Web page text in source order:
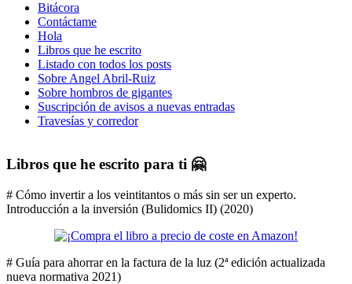
Bitácora
Contáctame
Hola
Libros que he escrito
Listado con todos los posts
Sobre Angel Abril-Ruiz
Sobre hombros de gigantes
Suscripción de avisos a nuevas entradas
Travesías y corredor
Libros que he escrito para ti 🤗
# Cómo invertir a los veintitantos o más sin ser un experto.
Introducción a la inversión (Bulidomics II) (2020)
# Guía para ahorrar en la factura de la luz (2ª edición actualizada
nueva normativa 2021)